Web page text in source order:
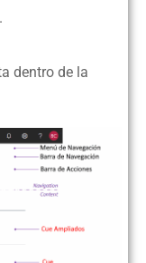
dentro de la